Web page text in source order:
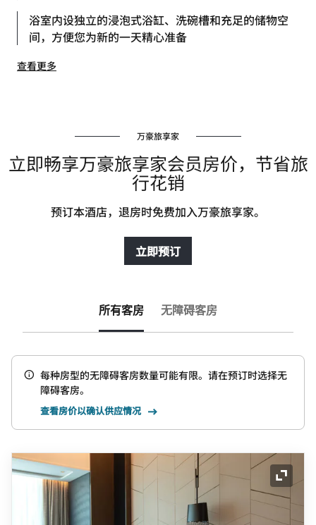
浴室内设独立的浸泡式浴缸、洗碗槽和充足的储物空
间，方便您为新的一天精心准备
查看更多
万豪旅享家
立即畅享万豪旅享家会员房价，节省旅
行花销
预订本酒店，退房时免费加入万豪旅享家。
立即预订
所有客房 无障碍客房
每种房型的无障碍客房数量可能有限。请在预订时选择无
障碍客房。
查看房价以确认供应情况
展开